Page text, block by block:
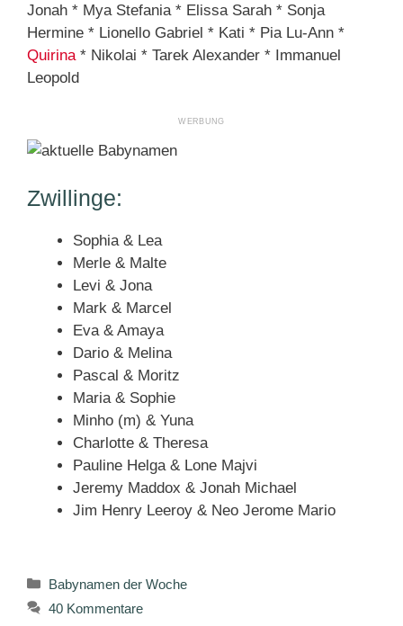
Jonah * Mya Stefania * Elissa Sarah * Sonja
Hermine * Lionello Gabriel * Kati * Pia Lu-Ann *
Quirina* Nikolai * Tarek Alexander * Immanuel
Leopold
Zwillinge:
Sophia & Lea
Merle & Malte
Levi & Jona
Mark & Marcel
Eva & Amaya
Dario & Melina
Pascal & Moritz
Maria & Sophie
Minho (m) & Yuna
Charlotte & Theresa
Pauline Helga & Lone Majvi
Jeremy Maddox & Jonah Michael
Jim Henry Leeroy & Neo Jerome Mario
Kategorien
Babynamen der Woche
40 Kommentare